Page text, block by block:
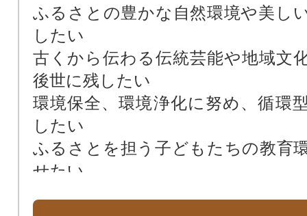
ふるさとの豊かな自然環境や美し
したい
古くから伝わる伝統芸能や地域文
後世に残したい
環境保全、環境浄化に努め、循環
したい
ふるさとを担う子どもたちの教育
せたい